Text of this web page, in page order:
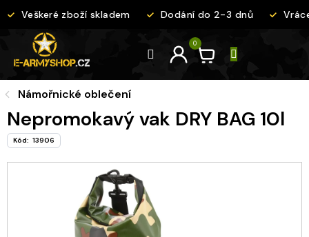
na
Veškeré zboží skladem Dodání do 2-3 dnů
Námořnické oblečení
Nepromokavý vak DRY BAG 10l
Kód: 13906